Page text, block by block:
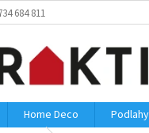
684 811
Home Deco Podlahy